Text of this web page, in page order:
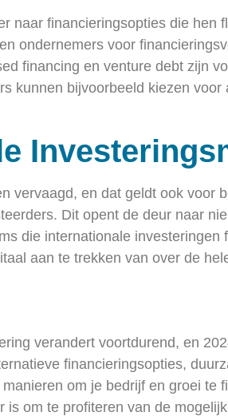
naar financieringsopties die
ondernemers voor
financing en venture debt zijn
kunnen bijvoorbeeld kiezen
vervaagd, en dat geldt ook voor
Dit opent de deur naar
die internationale
aan te trekken van over de
verandert voortdurend, en
financieringsopties,
om je bedrijf en groei
is om te profiteren van de